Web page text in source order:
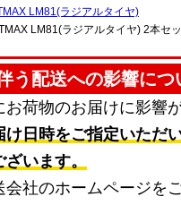
LM81(ラジアルタイヤ)
LM81(ラジアルタイヤ) 2本セ
う配送への影響につ
荷物のお届けに影響
日時をご指定いただ
います。
社のホームページを